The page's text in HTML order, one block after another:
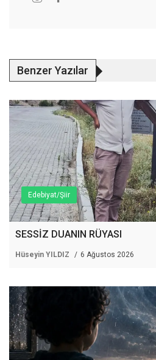
Benzer Yazılar
Edebiyat/Şiir
SESSİZ DUANIN RÜYASI
Hüseyin YILDIZ 6 Ağustos 2026